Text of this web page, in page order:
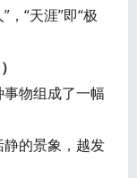
，“天涯”即“极
物组成了一幅
的景象，越发